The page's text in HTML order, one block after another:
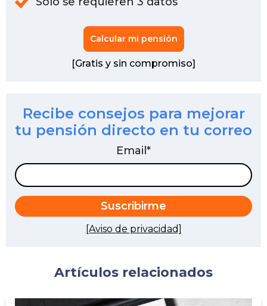
Calcular mi pensión
[Gratis y sin compromiso]
Recibe consejos para mejorar
tu pensión directo en tu correo
Email *
[Aviso de privacidad]
Artículos relacionados